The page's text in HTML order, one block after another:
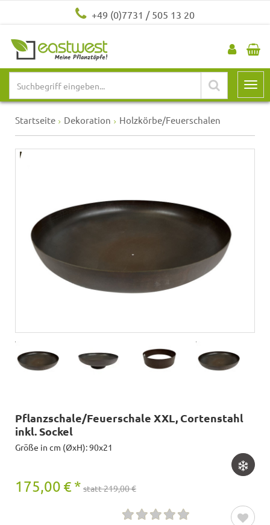
+49 (0)7731 / 505 13 20
Startseite Dekoration Holzkörbe/Feuerschalen
Pflanzschale/Feuerschale XXL, Cortenstahl
inkl. Sockel
Größe in cm (ØxH): 90x21
175,00 € * statt 219,00 €